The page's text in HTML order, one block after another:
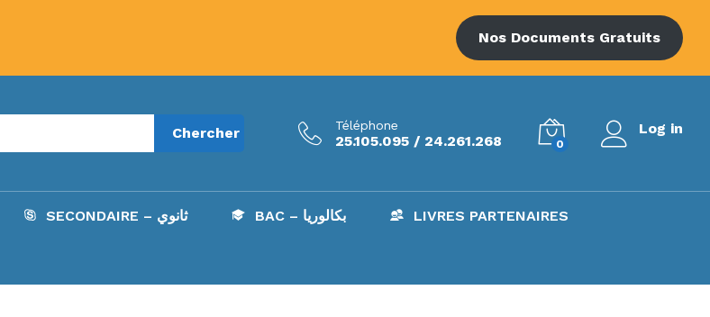
Nos Documents Gratuits
Chercher Téléphone
25.105.095 / 24.261.268 0
Log in
SECONDAIRE – ثانوي BAC – بكالوريا LIVRES PARTENAIRES